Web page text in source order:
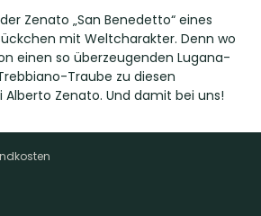
Zenato „San Benedetto“ eines
mit Weltcharakter. Denn wo
einen so überzeugenden Lugana-
Traube zu diesen
Alberto Zenato. Und damit bei uns!